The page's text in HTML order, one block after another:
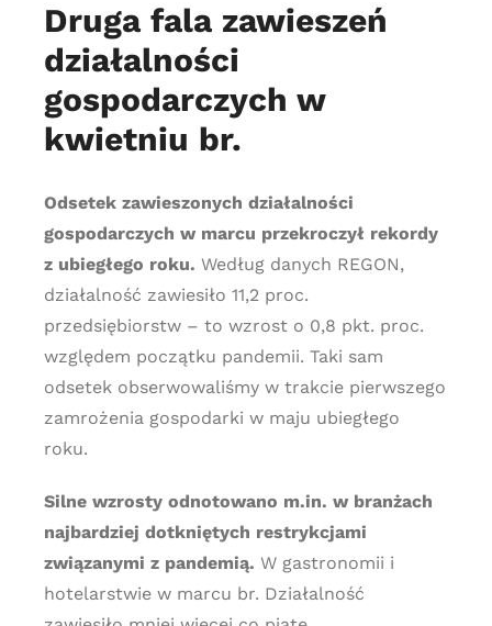
Druga fala zawieszeń
działalności
gospodarczych w
kwietniu br.
Odsetek zawieszonych działalności
gospodarczych w marcu przekroczył rekordy
z ubiegłego roku. Według danych REGON,
działalność zawiesiło 11,2 proc.
przedsiębiorstw – to wzrost o 0,8 pkt. proc.
względem początku pandemii. Taki sam
odsetek obserwowaliśmy w trakcie pierwszego
zamrożenia gospodarki w maju ubiegłego
roku.
Silne wzrosty odnotowano m.in. w branżach
najbardziej dotkniętych restrykcjami
związanymi z pandemią. W gastronomii i
hotelarstwie w marcu br. Działalność